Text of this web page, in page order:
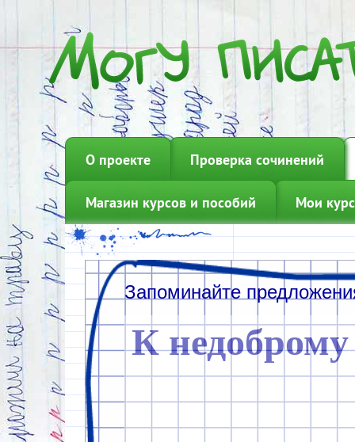
О проекте Проверка сочинений
Магазин курсов и пособий Мои
К недоброму